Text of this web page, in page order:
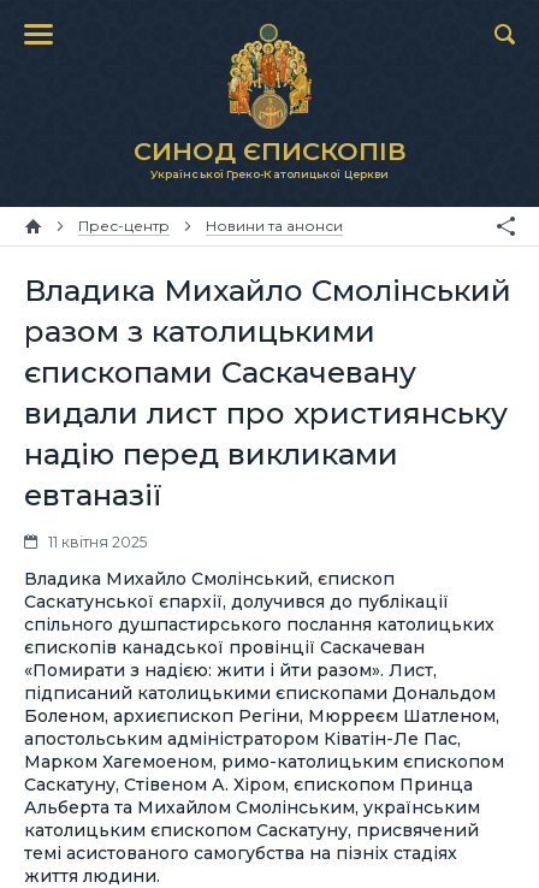
СИНОД ЄПИСКОПІВ
Української Греко-Католицької Церкви
Прес-центр Новини та анонси
Владика Михайло Смолінський
разом з католицькими
єпископами Саскачевану
видали лист про християнську
надію перед викликами
евтаназії
11 квітня 2025
Владика Михайло Смолінський, єпископ
Саскатунської єпархії, долучився до публікації
спільного душпастирського послання католицьких
єпископів канадської провінції Саскачеван
«Помирати з надією: жити і йти разом». Лист,
підписаний католицькими єпископами Дональдом
Боленом, архиєпископ Регіни, Мюрреєм Шатленом,
апостольським адміністратором Ківатін-Ле Пас,
Марком Хагемоеном, римо-католицьким єпископом
Саскатуну, Стівеном А. Хіром, єпископом Принца
Альберта та Михайлом Смолінським, українським
католицьким єпископом Саскатуну, присвячений
темі асистованого самогубства на пізніх стадіях
життя людини.